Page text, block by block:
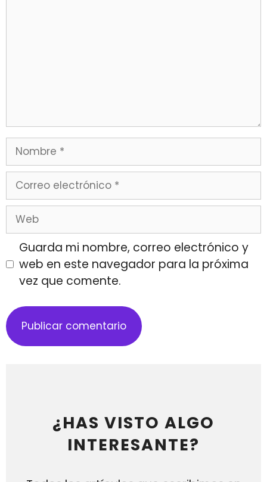
Guarda mi nombre, correo electrónico y
web en este navegador para la próxima
vez que comente.
¿HAS VISTO ALGO
INTERESANTE?